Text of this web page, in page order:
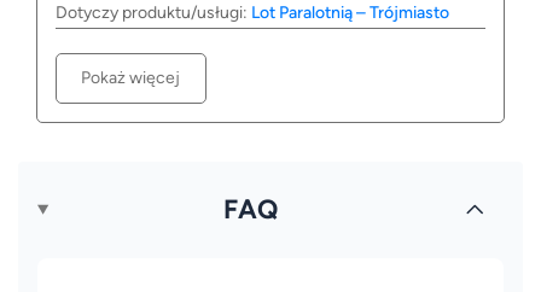
Dotyczy produktu/usługi: Lot Paralotnią – Trójmiasto
Pokaż więcej
FAQ